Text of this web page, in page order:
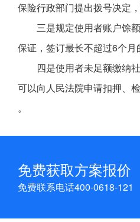
保险行政部门提出拨号决定
三是规定使用者账户馀
保证，签订最长不超过6个
四是使用者未足额缴纳
可以向人民法院申请扣押、
。
免费获取方案报价
免费联系电话400-0618-121